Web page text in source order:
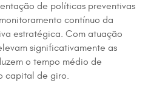
de políticas preventivas
contínuo da
estratégica. Com atuação
significativamente as
o tempo médio de
capital de giro.